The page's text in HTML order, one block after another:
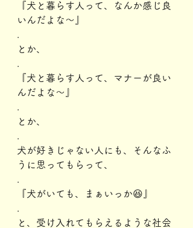
『犬と暮らす人って、なんか感じ良
いんだよな～』
とか、
『犬と暮らす人って、マナーが良い
んだよな～』
とか、
犬が好きじゃない人にも、そんなふ
うに思ってもらって、
『犬がいても、まぁいっか😆』
と、受け入れてもらえるような社会